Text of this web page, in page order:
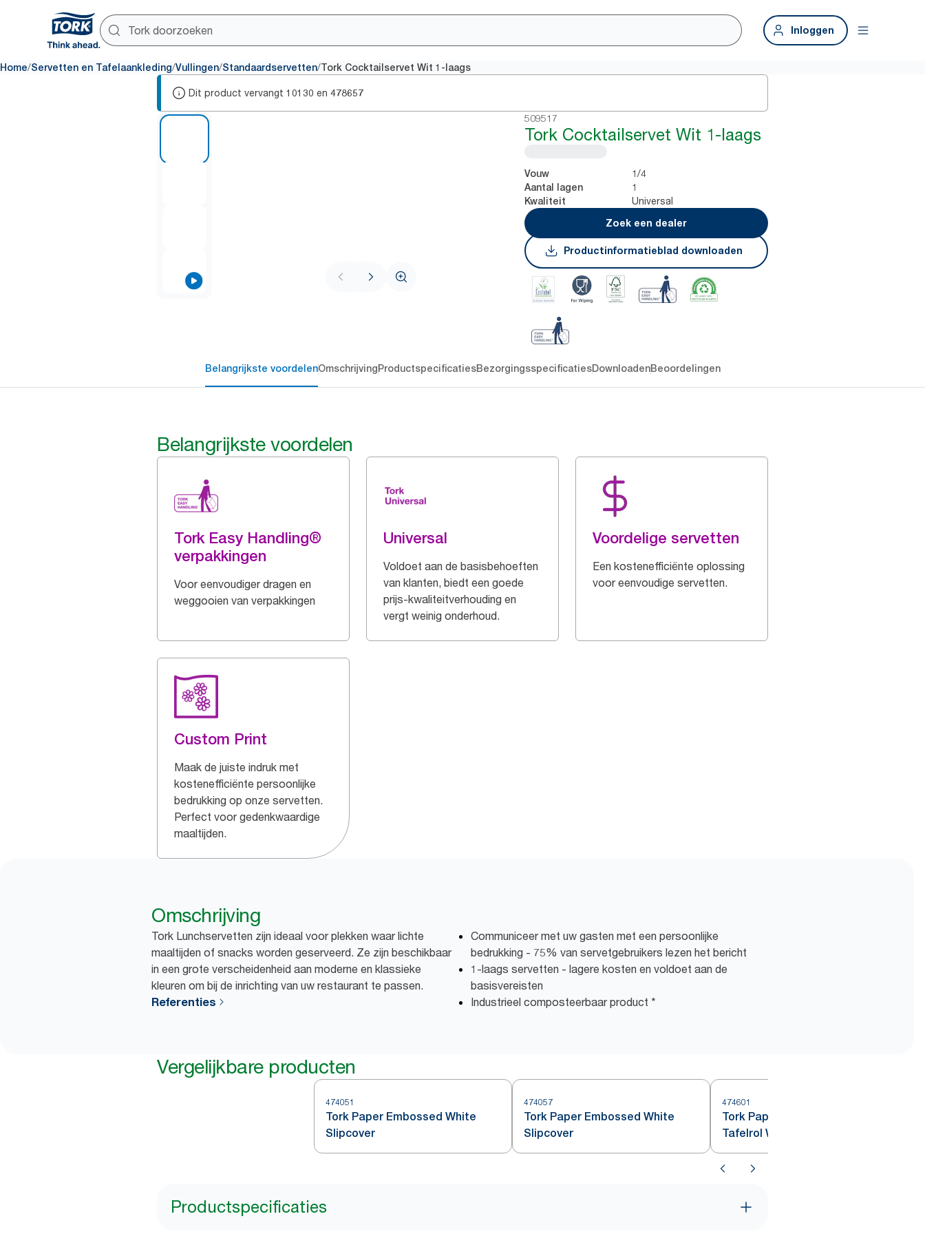
Inloggen
Home/Servetten en Tafelaankleding/Vullingen/Standaardservetten/Tork Cocktailservet Wit 1-laags
Dit product vervangt 10130 en 478657
509517
Tork Cocktailservet Wit 1-laags
Vouw 1/4
Aantal lagen 1
Kwaliteit
Universal
Zoek een dealer
Productinformatieblad downloaden
Belangrijkste voordelenOmschrijvingProductspecificatiesBezorgingsspecificatiesDownloadenBeoordelingen
Belangrijkste voordelen
Tork Easy Handling®
verpakkingen
Voor eenvoudiger dragen en
weggooien van verpakkingen
Universal
Voldoet aan de basisbehoeften
van klanten, biedt een goede
prijs-kwaliteitverhouding en
vergt weinig onderhoud.
Voordelige servetten
Een kostenefficiënte oplossing
voor eenvoudige servetten.
Custom Print
Maak de juiste indruk met
kostenefficiënte persoonlijke
bedrukking op onze servetten.
Perfect voor gedenkwaardige
maaltijden.
Omschrijving
Tork Lunchservetten zijn ideaal voor plekken waar lichte
maaltijden of snacks worden geserveerd. Ze zijn beschikbaar
in een grote verscheidenheid aan moderne en klassieke
kleuren om bij de inrichting van uw restaurant te passen.
Referenties
Communiceer met uw gasten met een persoonlijke
bedrukking - 75% van servetgebruikers lezen het bericht
1-laags servetten - lagere kosten en voldoet aan de
basisvereisten
Industrieel composteerbaar product *
Vergelijkbare producten
474051
Tork Paper Embossed White
Slipcover
474057
Tork Paper Embossed White
Slipcover
474601
Tork Papieren Embossed
Tafelrol Wit
Productspecificaties